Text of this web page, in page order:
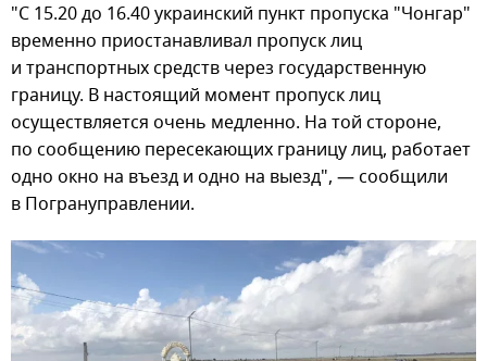
"С 15.20 до 16.40 украинский пункт пропуска "Чонгар"
временно приостанавливал пропуск лиц
и транспортных средств через государственную
границу. В настоящий момент пропуск лиц
осуществляется очень медленно. На той стороне,
по сообщению пересекающих границу лиц, работает
одно окно на въезд и одно на выезд", — сообщили
в Погрануправлении.